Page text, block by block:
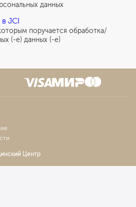
данных
JCI
поручается обработка/
(-е) данных (-е)
Центр